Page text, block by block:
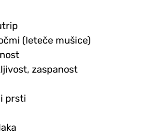
(leteče mušice)
zaspanost
prsti